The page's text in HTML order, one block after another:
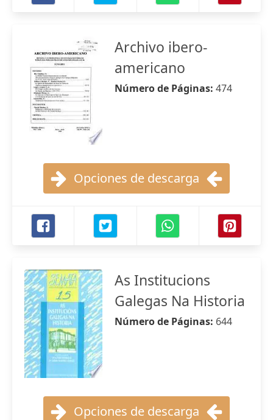
Archivo ibero-
americano
Número de Páginas: 474
Opciones de descarga
As Institucions
Galegas Na Historia
Número de Páginas: 644
Opciones de descarga